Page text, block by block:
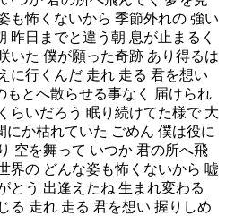
も怖くないから 季節外れの 強い
昨日までと違う朝 息が止まるく
いた 僕が願った奇跡 あり得るは
に行くんだ 走れ 走る 君を想い
もとへ散らせる事なく 届けられ
らいだろう 眠り続けてた様で 大
か枯れていた ごめん 僕は役に
空を舞って いつか 君の所へ飛
界の どんな姿も怖くないから 嘘
とう 出逢えたね 生まれ変わる
る 走れ 走る 君を想い 握りしめ